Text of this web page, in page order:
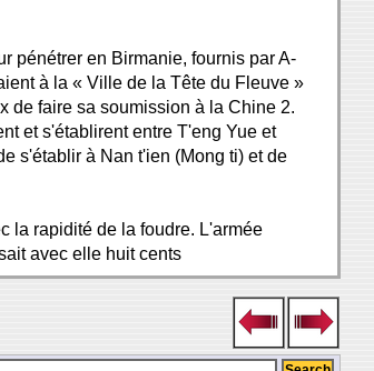
pénétrer en Birmanie, fournis par A-
à la « Ville de la Tête du Fleuve »
de faire sa soumission à la Chine 2.
et s'établirent entre T'eng Yue et
s'établir à Nan t'ien (Mong ti) et de
la rapidité de la foudre. L'armée
avec elle huit cents